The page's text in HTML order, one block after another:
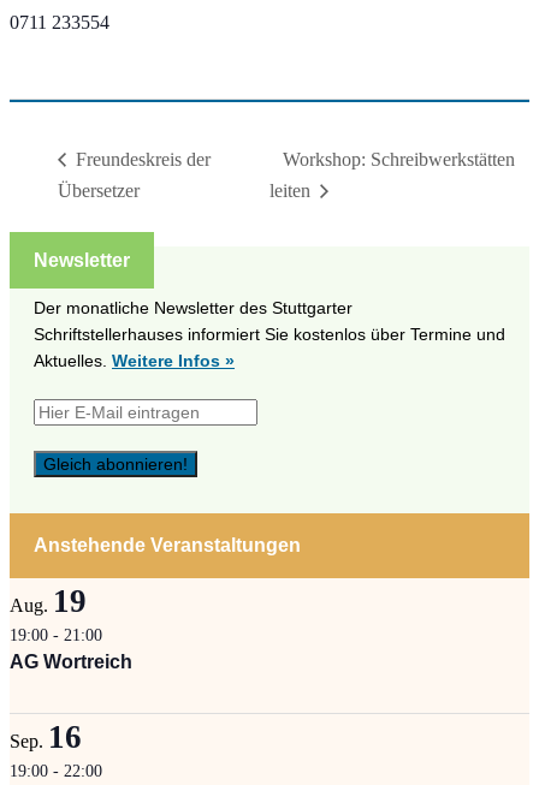
0711 233554
Freundeskreis der
Übersetzer
Workshop: Schreibwerkstätten
leiten
Newsletter
Der monatliche Newsletter des Stuttgarter
Schriftstellerhauses informiert Sie kostenlos über Termine und
Aktuelles. Weitere Infos »
Anstehende Veranstaltungen
Aug. 19
19:00 - 21:00
AG Wortreich
Sep. 16
19:00 - 22:00